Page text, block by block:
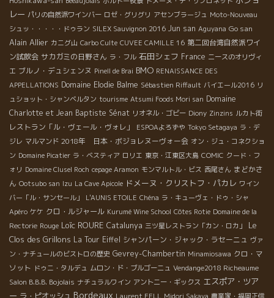
レー パリの自然派ワインバー ロゼ・グリグリ アセンブラージュ Moto-Nouveau
シュッ・・・・・ドゥラン SILEX Sauvignon 2016 Jun san Aguyana Go san
Alain Allier カニグ山 Carbo Culte CUVEE CAMILLE 16 第二回台湾自然派ワイ
ン試飲会 サカガミの日野さん ラ・フル 石田シェフ France ニースのオリヴィ
エ ブルノ・デュシェンヌ Pinell de Brai BMO RENAISSANCE DES
APPELLATIONS Domaine Elodie Balme Sébastien Riffault バイエール2016 リ
ュショット・シャンベルタン tourisme Atsumi Foods Mori san Domaine
Charlotte et Jean Baptiste Sénat リオネル・ゴビー Diony Zinzins ルカト街
レストラン「ル・ヴェール・ヴォレ」 ESPOAよろずや Tokyo Setagaya ラ・デ
ジレ マルマンド 2018年 日本・ボジョレヌーヴォー会 オン・ジュ・コネクショ
ン Domaine Picatier ラ・ベスティア ロリエ 東京・江東区大島 COMIC クード・フ
ォリ Domaine Clusel Roch cepage Aramon モンマルトル・ビス 西尾さん まどかさ
ん Ootsubo san Izu La Cave Apicole ドメーヌ・クリストフ・パカレ ワイン
バー「ル・サンセール」
L'AUNIS ETOILE Chéna ラ・キューヴェ・ドゥ・シャ
Apéro ケケ クロ・ルジャール Kurumé Wine School Côtes Rotie Domaine de la
Rectorie Rouge Loïc ROURE Catalunya 三ツ星レストラン「カン・ロカ」
Le
Clos des Grillons La Tour Eiffel シャンパーン・ジャック・ラセーニュ ヴァ
ン・ナチュールのビストロの歴史 Gevrey-Chambertin Minamiosawa クロ・マ
ソット ドゥニ・タルデュ ムロン・ド・ブルゴーニュ Vendange2018 Richeaume
Salon B.B.B. Bojolais ナチュラルワイン アントニー・ギックス エスポア・ツア
ー